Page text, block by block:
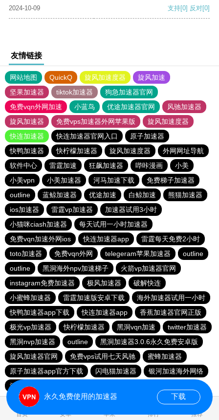
2024-10-09 支持[0] 反对[0]
友情链接
网站地图 QuickQ 旋风加速度器
旋风加速
坚果加速器
tiktok加速器
狗急加速器官网
免费vqn外网加速
小蓝鸟 优途加速器官网
风驰加速器
旋风加速器
免费vps加速器外网苹果版
旋风加速度器
快连加速器
快连加速器官网入口
原子加速器
快鸭加速器
快柠檬加速器 旋风加速度器
外网网址导航
软件中心
雷霆加速 狂飙加速器 哔咔漫画
小美
小美vpn
小美加速器 河马加速下载
免费梯子加速器
outline
蓝鲸加速器 优途加速 白鲸加速
熊猫加速器
ios加速器
雷霆vp加速器
加速器试用3小时
小猫咪ciash加速器
每天试用一小时加速器
免费vqn加速外网ios
快连加速器app
雷霆每天免费2小时
toto加速器
免费vqn外网 telegeram苹果加速器
outline
outline
黑洞海外npv加速梯子
火箭vp加速器官网
instagram免费加速器
极风加速器
破解快连
小蜜蜂加速器
雷霆加速版安卓下载
海外加速器试用一小时
快鸭加速器app下载
快连加速器app
香蕉加速器官网正版
极光vp加速器
快柠檬加速器 黑洞vqn加速
twitter加速器
黑洞nvp加速器
outline
黑洞加速器3.0.6永久免费安卓版
旋风加速器官网
免费vps试用七天风驰
蜜蜂加速器
原子加速器app官方下载
闪电猫加速器
银河加速海外网络
河马加速官网
首页 安卓 苹果 排行 推荐
永久免费使用的加速器 下载
0.022845s